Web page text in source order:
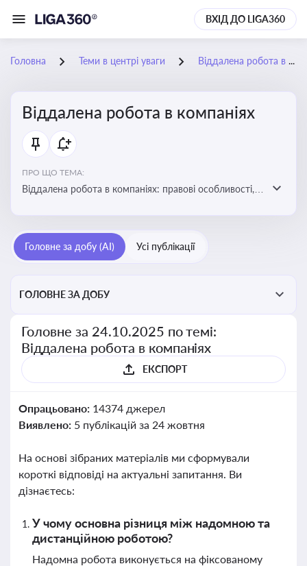
ВХІД ДО LIGA360
Головна Теми в центрі уваги Віддалена робота в компаніях
Віддалена робота в компаніях
ПРО ЩО ТЕМА:
Віддалена робота в компаніях: правові особливості,
Головне за добу (AI) Усі публікації
ГОЛОВНЕ ЗА ДОБУ
Головне за 24.10.2025 по темі:
Віддалена робота в компаніях
ЕКСПОРТ
Опрацьовано: 14374 джерел
Виявлено: 5 публікацій за 24 жовтня
На основі зібраних матеріалів ми сформували
короткі відповіді на актуальні запитання. Ви
дізнаєтесь:
У чому основна різниця між надомною та
дистанційною роботою?
Надомна робота виконується на фіксованому